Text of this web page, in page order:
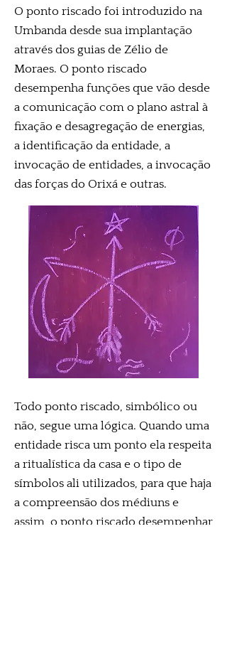
O ponto riscado foi introduzido na
Umbanda desde sua implantação
através dos guias de Zélio de
Moraes. O ponto riscado
desempenha funções que vão desde
a comunicação com o plano astral à
fixação e desagregação de energias,
a identificação da entidade, a
invocação de entidades, a invocação
das forças do Orixá e outras.
Todo ponto riscado, simbólico ou
não, segue uma lógica. Quando uma
entidade risca um ponto ela respeita
a ritualística da casa e o tipo de
símbolos ali utilizados, para que haja
a compreensão dos médiuns e
assim, o ponto riscado desempenhar